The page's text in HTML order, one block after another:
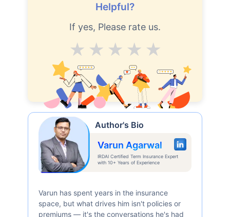
Helpful?
If yes, Please rate us.
Excellent
V.Good
Good
Average
Author's Bio
Varun Agarwal
IRDAI Certified Term Insurance Expert
with 10+ Years of Experience
Varun has spent years in the insurance
space, but what drives him isn't policies or
premiums — it's the conversations he's had